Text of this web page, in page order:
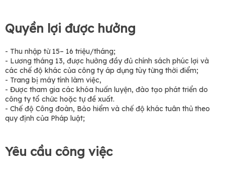
Quyền lợi được hưởng
- Thu nhập từ 15– 16 triệu/tháng;
- Lương tháng 13, được hưởng đầy đủ chính sách phúc lợi và
các chế độ khác của công ty áp dụng tùy từng thời điểm;
- Trang bị máy tính làm việc,
- Được tham gia các khóa huấn luyện, đào tạo phát triển do
công ty tổ chức hoặc tự đề xuất.
- Chế độ Công đoàn, Bảo hiểm và chế độ khác tuân thủ theo
quy định của Pháp luật;
Yêu cầu công việc